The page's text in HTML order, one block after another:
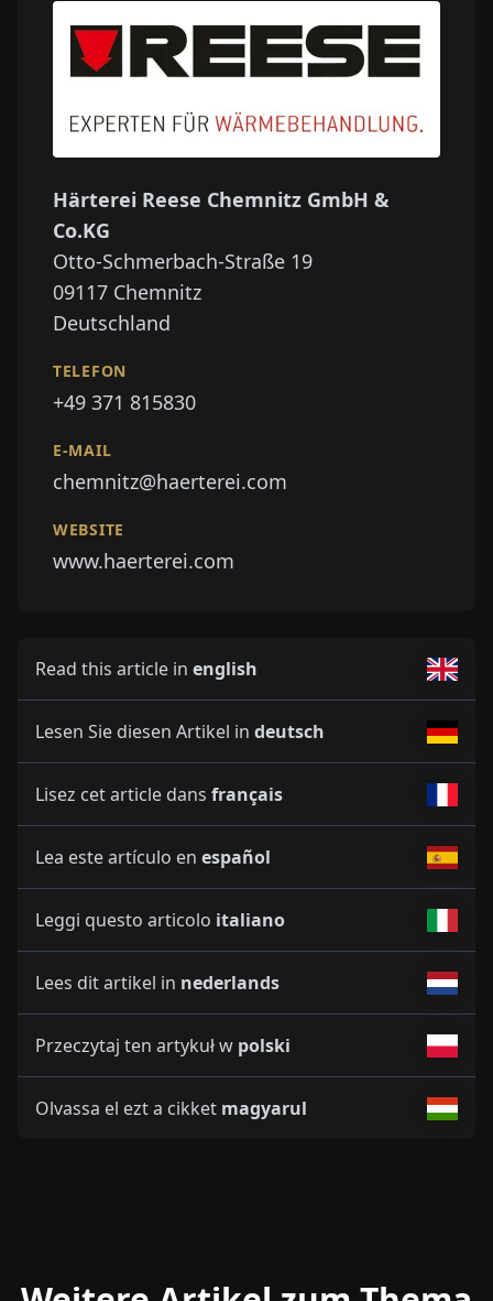
Härterei Reese Chemnitz GmbH &
Co.KG
Otto-Schmerbach-Straße 19
09117 Chemnitz
Deutschland
TELEFON
+49 371 815830
E-MAIL
chemnitz@haerterei.com
WEBSITE
www.haerterei.com
Read this article in english
Lesen Sie diesen Artikel in deutsch
Lisez cet article dans français
Lea este artículo en español
Leggi questo articolo italiano
Lees dit artikel in nederlands
Przeczytaj ten artykuł w polski
Olvassa el ezt a cikket magyarul